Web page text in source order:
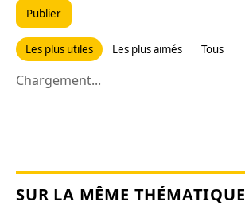
Publier
Les plus utiles Les plus aimés Tous
Chargement...
SUR LA MÊME THÉMATIQUE